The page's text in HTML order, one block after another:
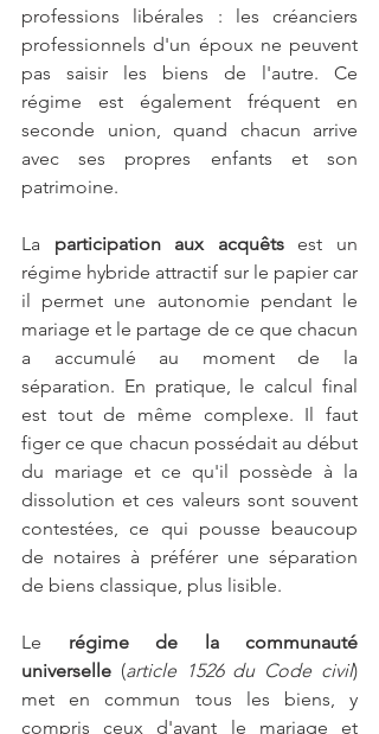
professions libérales : les créanciers
professionnels d'un époux ne peuvent
pas saisir les biens de l'autre. Ce
régime est également fréquent en
seconde union, quand chacun arrive
avec ses propres enfants et son
patrimoine.
La participation aux acquêts est un
régime hybride attractif sur le papier car
il permet une autonomie pendant le
mariage et le partage de ce que chacun
a accumulé au moment de la
séparation. En pratique, le calcul final
est tout de même complexe. Il faut
figer ce que chacun possédait au début
du mariage et ce qu'il possède à la
dissolution et ces valeurs sont souvent
contestées, ce qui pousse beaucoup
de notaires à préférer une séparation
de biens classique, plus lisible.
Le régime de la communauté
universelle (article 1526 du Code civil)
met en commun tous les biens, y
compris ceux d'avant le mariage et